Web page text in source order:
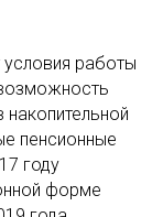
работы
накопительной
пенсионные
году
форме